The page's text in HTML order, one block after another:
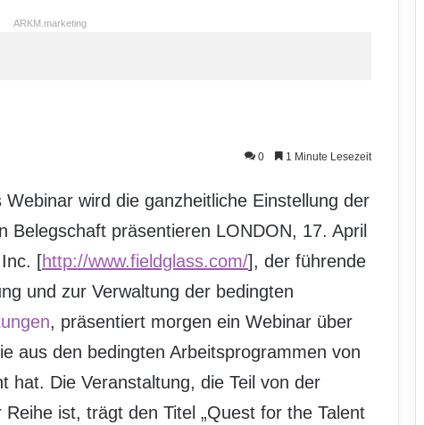
ARKM.marketing
0 1 Minute Lesezeit
wird die ganzheitliche Einstellung der
Belegschaft präsentieren LONDON, 17. April
[http://www.fieldglass.com/], der führende
und zur Verwaltung der bedingten
, präsentiert morgen ein Webinar über
aus den bedingten Arbeitsprogrammen von
hat. Die Veranstaltung, die Teil von der
ist, trägt den Titel „Quest for the Talent